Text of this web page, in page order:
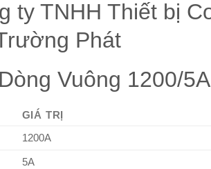
Vuông 1200/5A
GIÁ TRỊ
1200A
5A